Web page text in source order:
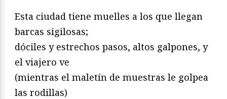
Esta ciudad tiene muelles a los que llegan
barcas sigilosas;
dóciles y estrechos pasos, altos galpones, y
el viajero ve
(mientras el maletín de muestras le golpea
las rodillas)